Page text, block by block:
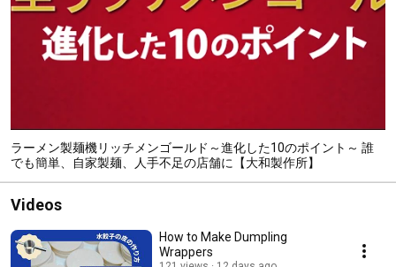
ラーメン製麺機リッチメンゴールド～進化した10のポイント～ 誰
でも簡単、自家製麺、人手不足の店舗に【大和製作所】
Videos
How to Make Dumpling
Wrappers